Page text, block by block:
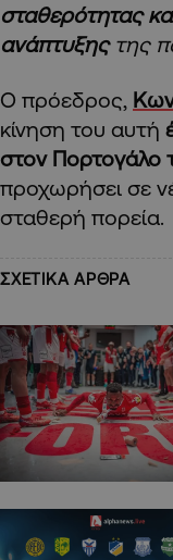
σταθερότητας
ανάπτυξηςτης
Ο πρόεδρος,
κίνηση του αυτή
στον Πορτογάλο
προχωρήσει σε
σταθερή πορεία.
ΣΧΕΤΙΚΑ ΑΡΘΡΑ